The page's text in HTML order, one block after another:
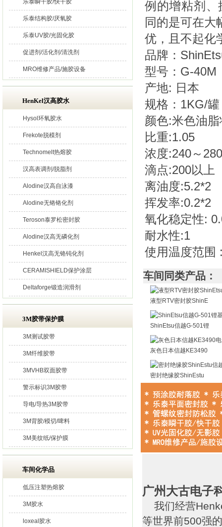
乐泰瞬干胶/快干胶
乐泰结构胶/厌氧胶
乐泰UV胶/光固化胶
促进剂/活化剂/清洗剂
MRO维修产品/施胶设备
HenKel汉高胶水
Hysol环氧胶水
Frekote脱模剂
Technomelt热熔胶
汉高表调剂/脱脂剂
Alodine汉高自泳漆
Alodine无铬铬化剂
Teroson泰罗松密封胶
Alodine汉高无磷化剂
Henkel汉高无铬钝化剂
CERAMISHIELD保护涂层
Deltaforge锻造润滑剂
3M胶带保护膜
3M测试胶带
3M纤维胶带
3MVHB双面胶带
警示标识3M胶带
导电/导热3M胶带
3M背胶/模切/啤料
3M美纹纸/保护膜
车间化学品
低压注塑热熔胶
3M胶水
loxeal胶水
例的增粘剂
同的是可在大
优，且不起化
品牌：
型号：G-40M
产地: 日本
规格：1KG/罐
颜色:米色油
比重:1.05
浓度:240～
滴点:200以上
离油度:5.2*2
挥发率:0.2*2
氧化稳定性:
耐水性:1
使用温度范围
车间同类产品：
液型RTV密封胶ShinE
ShinEtsu信越G-501锂
灰色日本信越KE3490
密封绝缘胶ShinEstu
广州大古电子
我们经营
等世界前500强